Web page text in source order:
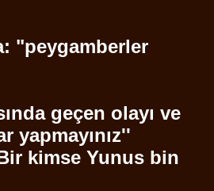
"peygamberler
geçen olayı ve
yapmayınız''
kimse Yunus bin